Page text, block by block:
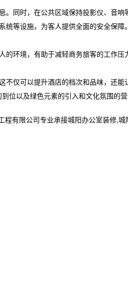
同时，在公共区域保持投影仪、音响
等设施，为客人提供全面的安全保障。
环境，有助于减轻商务旅客的工作压
仅可以提升酒店的档次和品味，还能
以及绿色元素的引入和文化氛围的
有限公司专业承接城阳办公室装修,